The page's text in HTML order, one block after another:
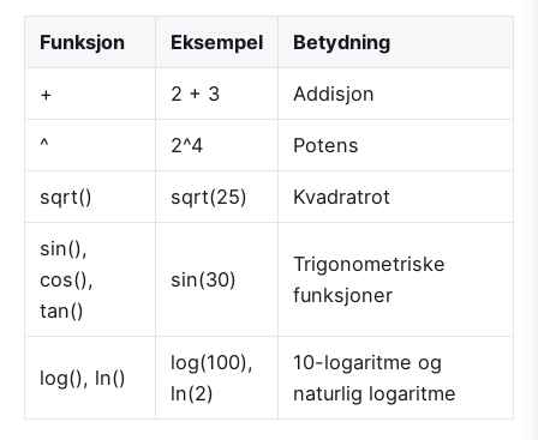
Funksjon Eksempel Betydning
+ 2 + 3 Addisjon
^ 2^4 Potens
sqrt() sqrt(25) Kvadratrot
sin(),
cos(),
tan()
sin(30)
Trigonometriske
funksjoner
log(), ln()
log(100),
ln(2)
10-logaritme og
naturlig logaritme